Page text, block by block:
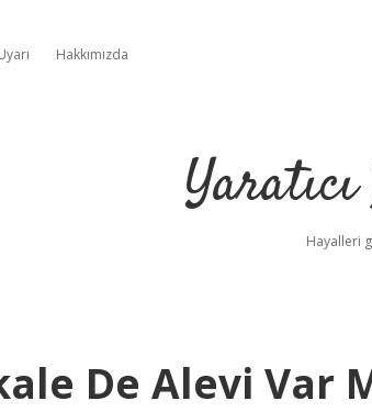
Hakkımızda
Hayalleri
De Alevi Var